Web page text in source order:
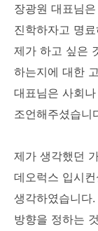
장광원 대표님
진학하자고 명
제가 하고 싶은
하는지에 대한
대표님은 사회
조언해주셨습니
제가 생각했던
데오럭스 입시
생각하였습니다
방향을 정하는